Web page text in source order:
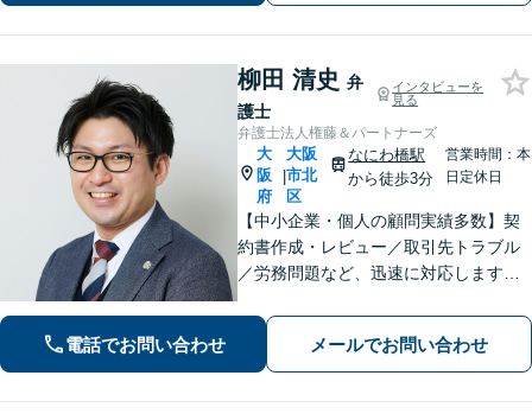
を目指します。
柳田 清史 弁
護士
インタビューを
見る
弁護士法人権藤＆パートナーズ
大
阪
府
|
大阪
市北
区
なにわ橋駅
から徒歩3分
営業時間：本
日定休日
【中小企業・個人の顧問実績多数】契
約書作成・レビュー／取引先トラブル
／労務問題など、迅速に対応します
豊富】粘り強い交渉力が強み◎お気持
ちやご要望に沿った実践的なアドバイ
スをご提供します【北浜駅4分】【初回
相談無料】
電話でお問い合わせ メールでお問い合わせ